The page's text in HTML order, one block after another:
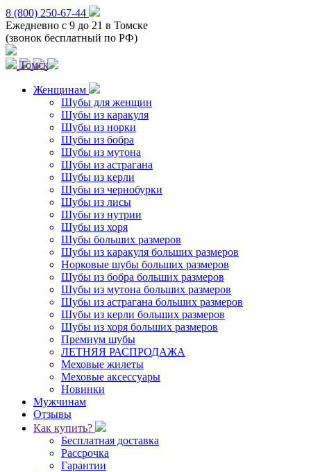
8 (800) 250-67-44
Ежедневно с 9 до 21 в Томске
(звонок бесплатный по РФ)
Томск
Женщинам
Шубы для женщин
Шубы из каракуля
Шубы из норки
Шубы из бобра
Шубы из мутона
Шубы из астрагана
Шубы из керли
Шубы из чернобурки
Шубы из лисы
Шубы из нутрии
Шубы из хоря
Шубы больших размеров
Шубы из каракуля больших размеров
Норковые шубы больших размеров
Шубы из бобра больших размеров
Шубы из мутона больших размеров
Шубы из астрагана больших размеров
Шубы из керли больших размеров
Шубы из хоря больших размеров
Премиум шубы
ЛЕТНЯЯ РАСПРОДАЖА
Меховые жилеты
Меховые аксессуары
Новинки
Мужчинам
Отзывы
Как купить?
Бесплатная доставка
Рассрочка
Гарантии